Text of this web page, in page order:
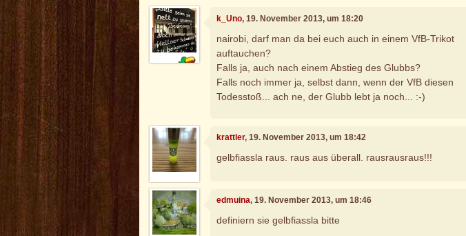
k_Uno, 19. November 2013, um 18:20
nairobi, darf man da bei euch auch in einem VfB-Trikot
auftauchen?
Falls ja, auch nach einem Abstieg des Glubbs?
Falls noch immer ja, selbst dann, wenn der VfB diesen
Todesstoß... ach ne, der Glubb lebt ja noch... :-)
krattler, 19. November 2013, um 18:42
gelbfiassla raus. raus aus überall. rausrausraus!!!
edmuina, 19. November 2013, um 18:46
definiern sie gelbfiassla bitte